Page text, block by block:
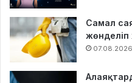
Самал
07.08.2026